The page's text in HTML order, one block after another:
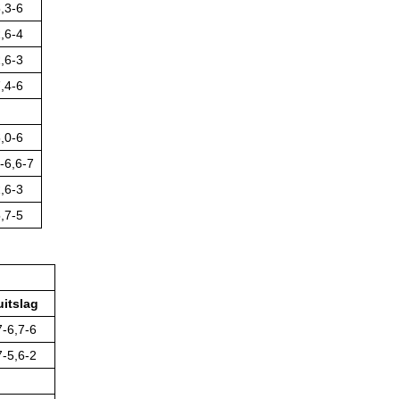
6
4
3
6
6
6,6-7
3
5
6,7-6
5,6-2